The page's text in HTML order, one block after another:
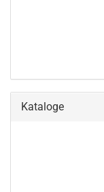
Kataloge